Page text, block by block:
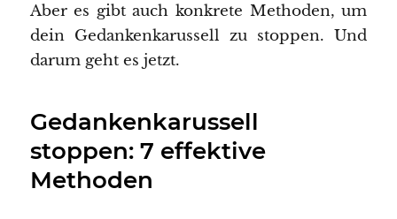
Aber es gibt auch konkrete Methoden, um
dein Gedankenkarussell zu stoppen. Und
darum geht es jetzt.
Gedankenkarussell
stoppen: 7 effektive
Methoden